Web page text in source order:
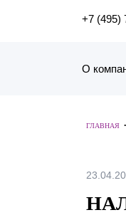
+7 (495)
О
Наш
ГЛАВНАЯ